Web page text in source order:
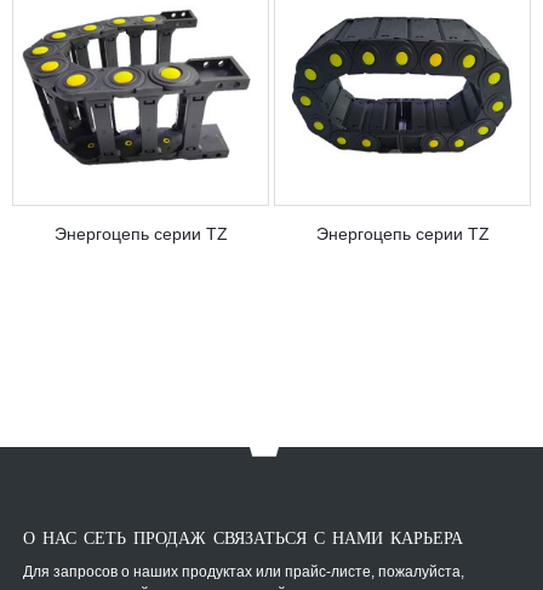
Энергоцепь серии TZ Энергоцепь серии TZ
О НАС СЕТЬ ПРОДАЖ СВЯЗАТЬСЯ С НАМИ КАРЬЕРА
Для запросов о наших продуктах или прайс-листе, пожалуйста,